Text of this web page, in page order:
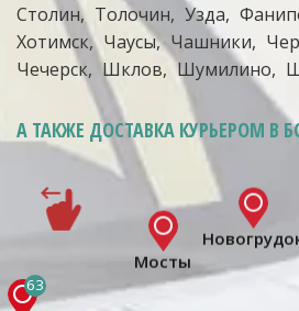
Столин
Толочин Узда
Хотимск
Чаусы Чашники
Чечерск Шклов Шумилино
А ТАКЖЕ ДОСТАВКА КУРЬЕРОМ В
63